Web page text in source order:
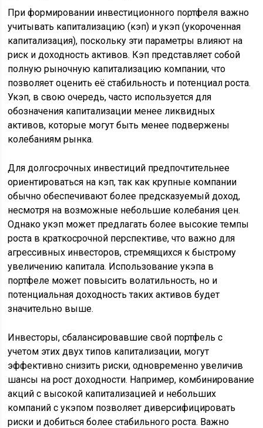
При формировании инвестиционного портфеля важно
учитывать капитализацию (кэп) и укэп (укороченная
капитализация), поскольку эти параметры влияют на
риск и доходность активов. Кэп представляет собой
полную рыночную капитализацию компании, что
позволяет оценить её стабильность и потенциал роста.
Укэп, в свою очередь, часто используется для
обозначения капитализации менее ликвидных
активов, которые могут быть менее подвержены
колебаниям рынка.
Для долгосрочных инвестиций предпочтительнее
ориентироваться на кэп, так как крупные компании
обычно обеспечивают более предсказуемый доход,
несмотря на возможные небольшие колебания цен.
Однако укэп может предлагать более высокие темпы
роста в краткосрочной перспективе, что важно для
агрессивных инвесторов, стремящихся к быстрому
увеличению капитала. Использование укэпа в
портфеле может повысить волатильность, но и
потенциальная доходность таких активов будет
значительно выше.
Инвесторы, сбалансировавшие свой портфель с
учетом этих двух типов капитализации, могут
эффективно снизить риски, одновременно увеличив
шансы на рост доходности. Например, комбинирование
акций с высокой капитализацией и небольших
компаний с укэпом позволяет диверсифицировать
риски и добиться более стабильного роста. Важно